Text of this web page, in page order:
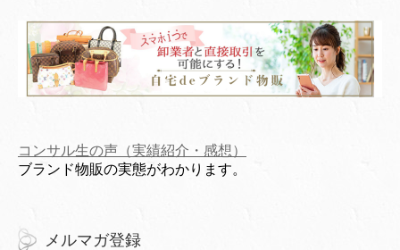
コンサル生の声（実績紹介・感想）
ブランド物販の実態がわかります。
メルマガ登録